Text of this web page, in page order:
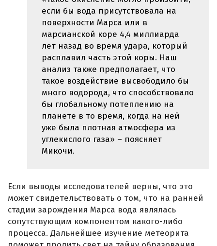
если бы вода присутствовала на
поверхности Марса или в
марсианской коре 4,4 миллиарда
лет назад во время удара, который
расплавил часть этой коры. Наш
анализ также предполагает, что
такое воздействие высвободило бы
много водорода, что способствовало
бы глобальному потеплению на
планете в то время, когда на ней
уже была плотная атмосфера из
углекислого газа» – поясняет
Микочи.
Если выводы исследователей верны, что это
может свидетельствовать о том, что на ранней
стадии зарождения Марса вода являлась
сопутствующим компонентом какого-либо
процесса. Дальнейшее изучение метеорита